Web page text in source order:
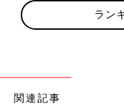
オンラインによる“つなげるピ
「つなげる」で最初に
を学ぶ講座です。
ラン
関連記事